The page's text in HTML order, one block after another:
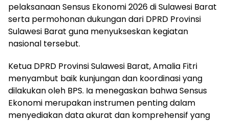
pelaksanaan Sensus Ekonomi 2026 di Sulawesi Barat
serta permohonan dukungan dari DPRD Provinsi
Sulawesi Barat guna menyukseskan kegiatan
nasional tersebut.
Ketua DPRD Provinsi Sulawesi Barat, Amalia Fitri
menyambut baik kunjungan dan koordinasi yang
dilakukan oleh BPS. Ia menegaskan bahwa Sensus
Ekonomi merupakan instrumen penting dalam
menyediakan data akurat dan komprehensif yang